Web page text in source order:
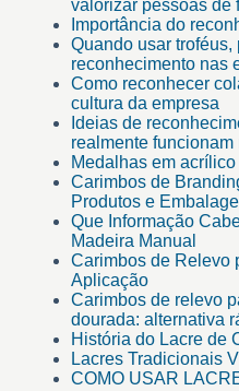
valorizar pessoas de
Importância do
Quando usar
reconhecimento nas
Como reconhecer
cultura da empresa
Ideias de
realmente
Medalhas em acrílico
Carimbos de
Produtos e
Que Informação
Madeira Manual
Carimbos de Relevo
Aplicação
Carimbos de relevo
dourada: alternativa
História do Lacre de
Lacres Tradicionais
COMO USAR